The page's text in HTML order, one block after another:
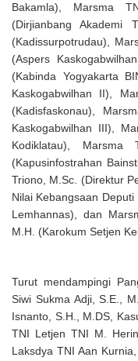
Bakamla), Marsma
(Dirjianbang
(Kadissurpotrudau),
(Aspers
(Kabinda Yogyakarta
Kaskogabwilhan II),
(Kadisfaskonau),
Kaskogabwilhan III),
Kodiklatau), Marsma
(Kapusinfostrahan
Triono, M.Sc. (Direktur
Nilai Kebangsaan
Lemhannas), dan
M.H. (Karokum Setjen
Turut mendampingi
Siwi Sukma Adji, S.E.,
Isnanto, S.H., M.DS,
TNI Letjen TNI M.
Laksdya TNI Aan